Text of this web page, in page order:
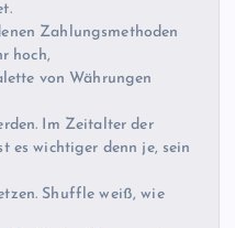
Zahlungsmethoden
hoch,
von Währungen
Im Zeitalter der
es wichtiger denn je, sein
Shuffle weiß, wie